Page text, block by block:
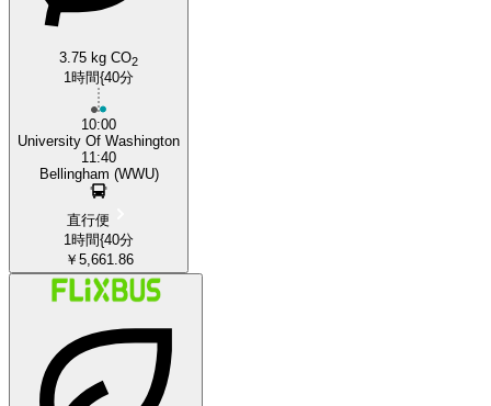
3.75 kg CO2
1時間{40分
10:00
University Of Washington
11:40
Bellingham (WWU)
直行便
1時間{40分
￥5,661.86